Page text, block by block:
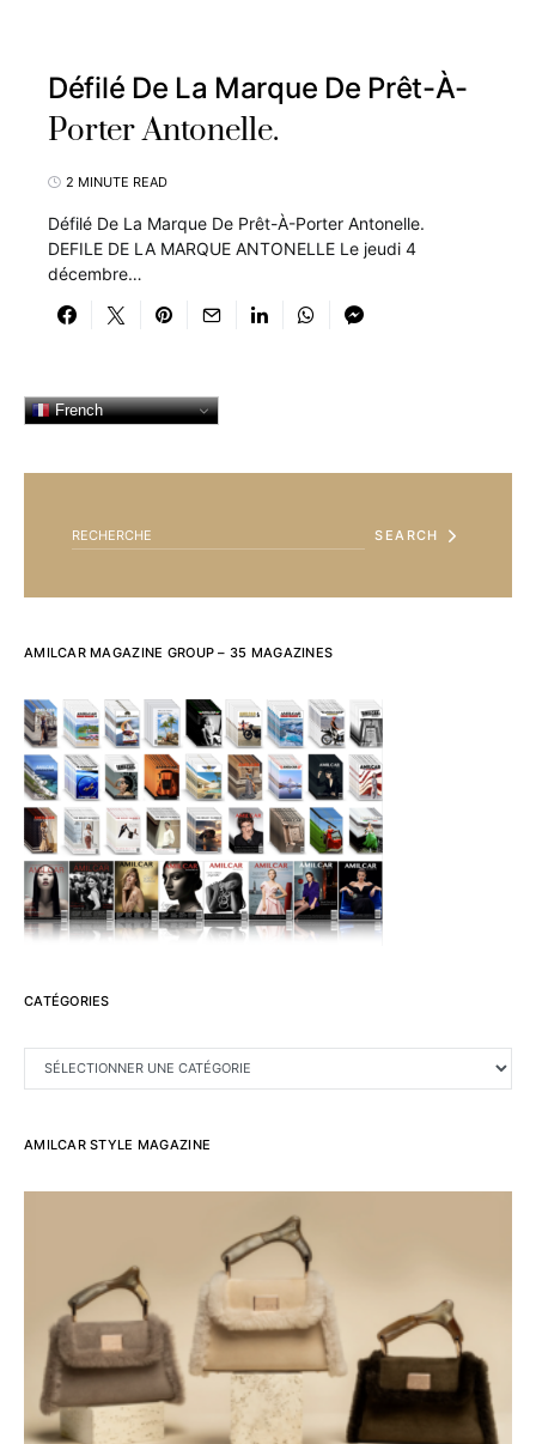
Défilé De La Marque De Prêt-À-
Porter Antonelle.
2 MINUTE READ
Défilé De La Marque De Prêt-À-Porter Antonelle.
DEFILE DE LA MARQUE ANTONELLE Le jeudi 4
décembre…
French
SEARCH
AMILCAR MAGAZINE GROUP – 35 MAGAZINES
CATÉGORIES
CATÉGORIES
AMILCAR STYLE MAGAZINE